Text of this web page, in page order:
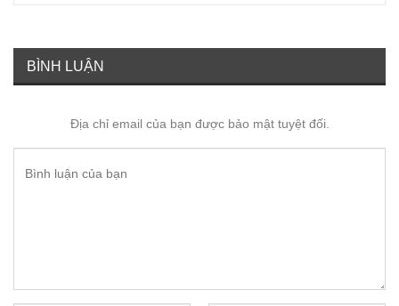
BÌNH LUẬN
Địa chỉ email của bạn được bảo mật tuyệt đối.